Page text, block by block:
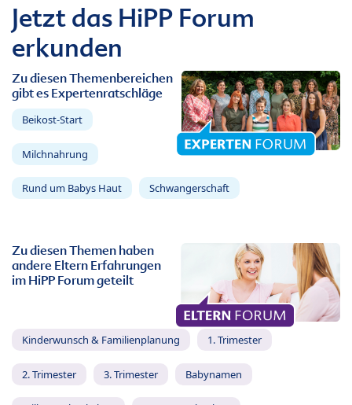
Jetzt das HiPP Forum
erkunden
Zu diesen Themenbereichen
gibt es Expertenratschläge
Beikost-Start
Milchnahrung
Rund um Babys Haut Schwangerschaft
Zu diesen Themen haben
andere Eltern Erfahrungen
im HiPP Forum geteilt
Kinderwunsch & Familienplanung 1. Trimester
2. Trimester 3. Trimester Babynamen